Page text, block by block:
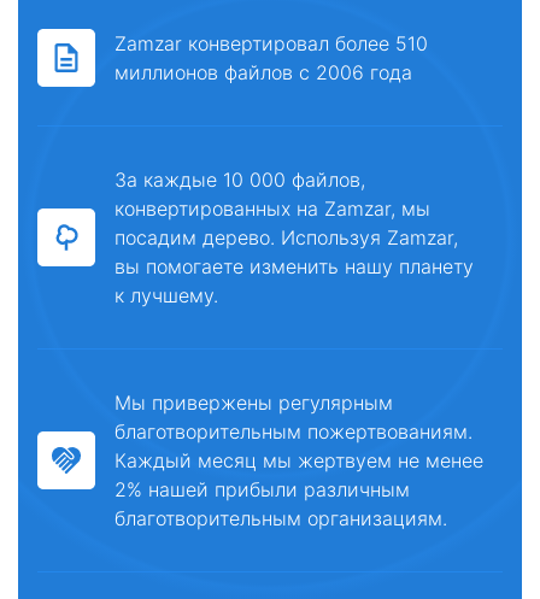
Zamzar конвертировал более 510
миллионов файлов с 2006 года
За каждые 10 000 файлов,
конвертированных на Zamzar, мы
посадим дерево. Используя Zamzar,
вы помогаете изменить нашу планету
к лучшему.
Мы привержены регулярным
благотворительным пожертвованиям.
Каждый месяц мы жертвуем не менее
2% нашей прибыли различным
благотворительным организациям.